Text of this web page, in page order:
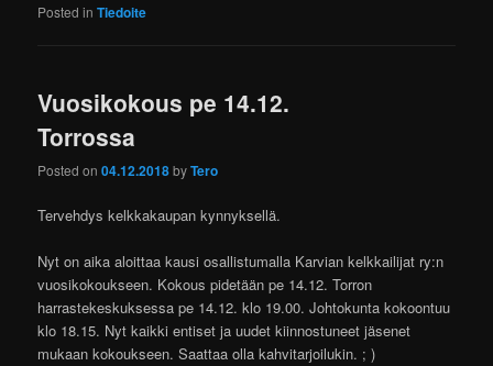
Posted in Tiedoite
Vuosikokous pe 14.12.
Torrossa
Posted on04.12.2018byTero
Tervehdys kelkkakaupan kynnyksellä.
Nyt on aika aloittaa kausi osallistumalla Karvian kelkkailijat ry:n
vuosikokoukseen. Kokous pidetään pe 14.12. Torron
harrastekeskuksessa pe 14.12. klo 19.00. Johtokunta kokoontuu
klo 18.15. Nyt kaikki entiset ja uudet kiinnostuneet jäsenet
mukaan kokoukseen. Saattaa olla kahvitarjoilukin. ; )